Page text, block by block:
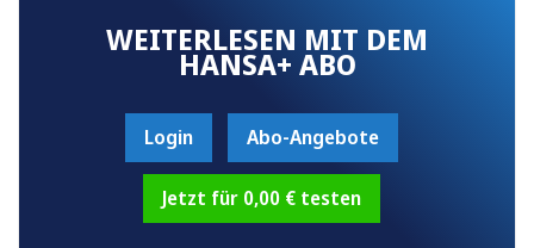
WEITERLESEN MIT DEM
HANSA+ ABO
Login Abo-Angebote
Jetzt für 0,00 € testen